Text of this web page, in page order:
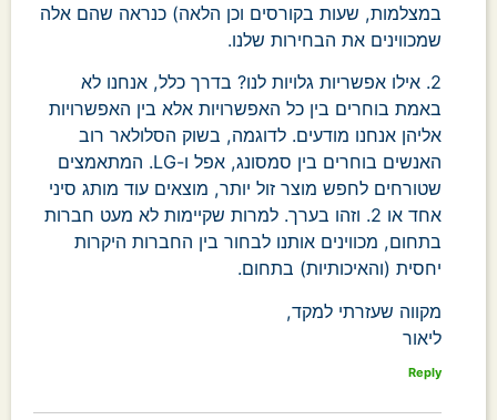
במצלמות, שעות בקורסים וכן הלאה) כנראה שהם אלה
שמכווינים את הבחירות שלנו.
2. אילו אפשריות גלויות לנו? בדרך כלל, אנחנו לא
באמת בוחרים בין כל האפשרויות אלא בין האפשרויות
אליהן אנחנו מודעים. לדוגמה, בשוק הסלולאר רוב
האנשים בוחרים בין סמסונג, אפל ו-LG. המתאמצים
שטורחים לחפש מוצר זול יותר, מוצאים עוד מותג סיני
אחד או 2. וזהו בערך. למרות שקיימות לא מעט חברות
בתחום, מכווינים אותנו לבחור בין החברות היקרות
יחסית (והאיכותיות) בתחום.
מקווה שעזרתי למקד,
ליאור
Reply